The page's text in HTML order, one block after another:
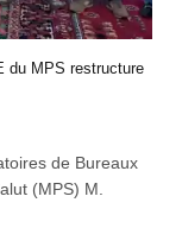
du MPS restructure
de Bureaux
(MPS) M.